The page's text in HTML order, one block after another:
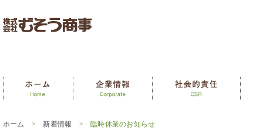
ホーム > 新着情報 > 臨時休業のお知らせ